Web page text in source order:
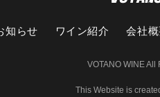
知らせ ワイン紹介 会社
VOTANO WINE
This Website is